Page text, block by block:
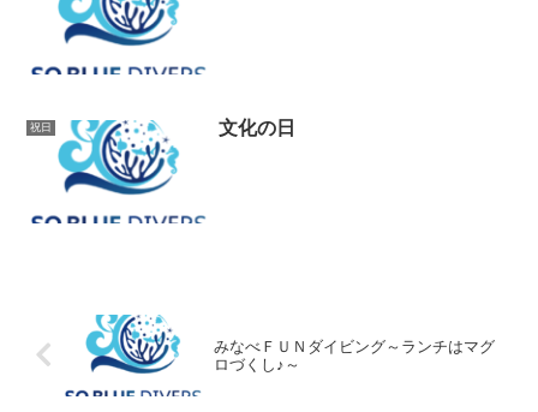
祝日 文化の日
みなべＦＵＮダイビング～ランチはマグ
ロづくし♪～